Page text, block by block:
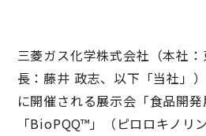
三菱ガス化学株式会社（本社
長：藤井 政志、以下「当社」
に開催される展示会「食品開発
「BioPQQ™」（ピロロキノリ